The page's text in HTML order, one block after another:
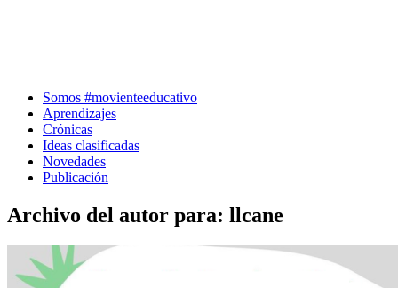
Somos #movienteeducativo
Aprendizajes
Crónicas
Ideas clasificadas
Novedades
Publicación
Archivo del autor para: llcane